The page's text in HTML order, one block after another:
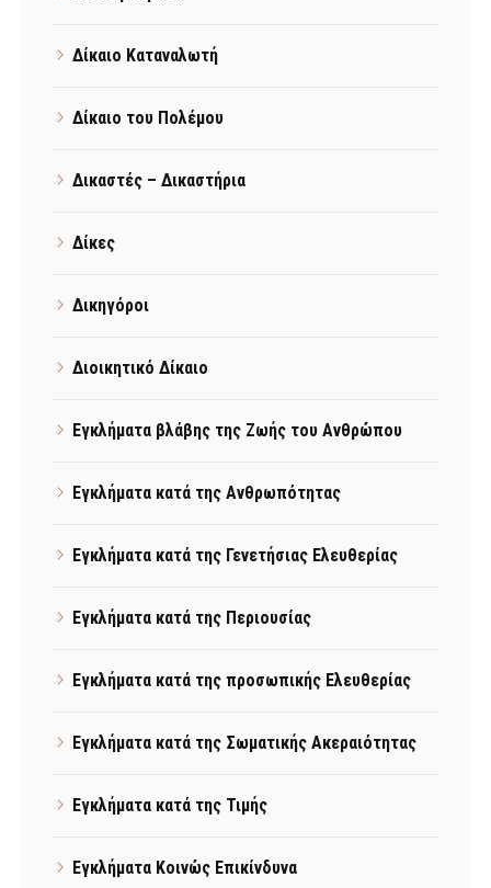
Δίκαιο Καταναλωτή
Δίκαιο του Πολέμου
Δικαστές – Δικαστήρια
Δίκες
Δικηγόροι
Διοικητικό Δίκαιο
Εγκλήματα βλάβης της Ζωής του Ανθρώπου
Εγκλήματα κατά της Ανθρωπότητας
Εγκλήματα κατά της Γενετήσιας Ελευθερίας
Εγκλήματα κατά της Περιουσίας
Εγκλήματα κατά της προσωπικής Ελευθερίας
Εγκλήματα κατά της Σωματικής Ακεραιότητας
Εγκλήματα κατά της Τιμής
Εγκλήματα Κοινώς Επικίνδυνα